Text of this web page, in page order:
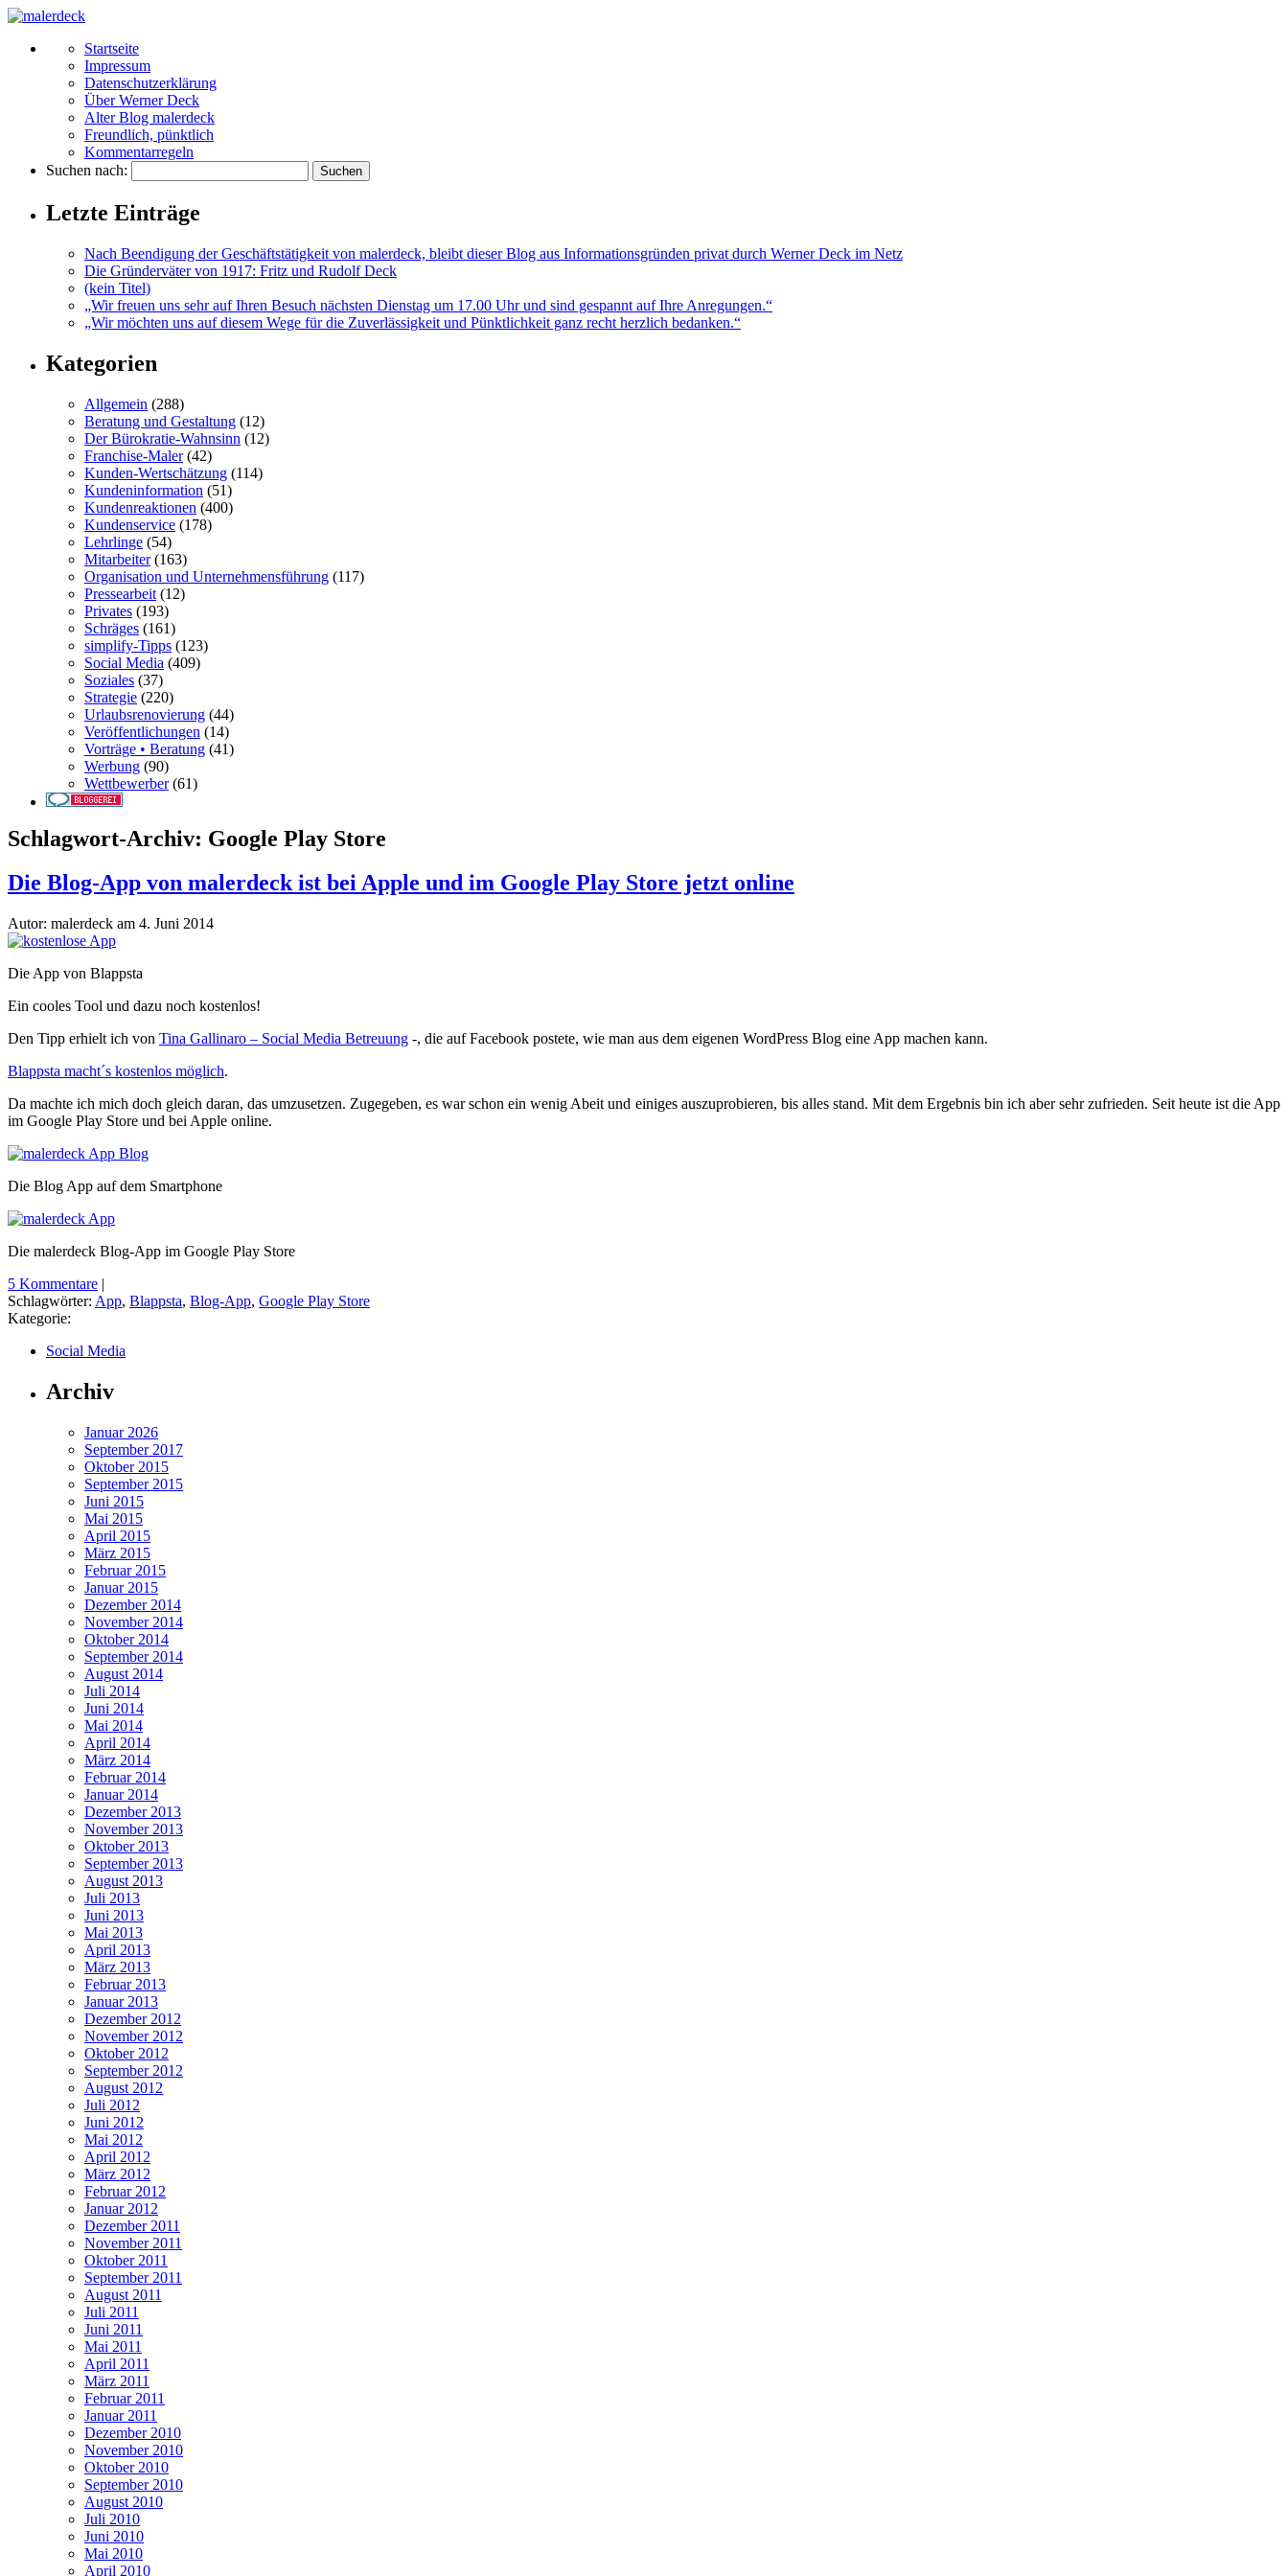
Startseite
Impressum
Datenschutzerklärung
Über Werner Deck
Alter Blog malerdeck
Freundlich, pünktlich
Kommentarregeln
Suchen nach:
Letzte Einträge
Nach Beendigung der Geschäftstätigkeit von malerdeck, bleibt dieser Blog aus Informationsgründen privat durch Werner Deck im Netz
Die Gründerväter von 1917: Fritz und Rudolf Deck
(kein Titel)
„Wir freuen uns sehr auf Ihren Besuch nächsten Dienstag um 17.00 Uhr und sind gespannt auf Ihre Anregungen.“
„Wir möchten uns auf diesem Wege für die Zuverlässigkeit und Pünktlichkeit ganz recht herzlich bedanken.“
Kategorien
Allgemein (288)
Beratung und Gestaltung (12)
Der Bürokratie-Wahnsinn (12)
Franchise-Maler(42)
Kunden-Wertschätzung (114)
Kundeninformation (51)
Kundenreaktionen (400)
Kundenservice (178)
Lehrlinge (54)
Mitarbeiter(163)
Organisation und Unternehmensführung (117)
Pressearbeit (12)
Privates (193)
Schräges (161)
simplify-Tipps (123)
Social Media (409)
Soziales (37)
Strategie (220)
Urlaubsrenovierung (44)
Veröffentlichungen (14)
Vorträge • Beratung (41)
Werbung (90)
Wettbewerber(61)
Schlagwort-Archiv: Google Play Store
Die Blog-App von malerdeck ist bei Apple und im Google Play Store jetzt online
Autor: malerdeck am 4. Juni 2014
Die App von Blappsta
Ein cooles Tool und dazu noch kostenlos!
Den Tipp erhielt ich von Tina Gallinaro – Social Media Betreuung -, die auf Facebook postete, wie man aus dem eigenen WordPress Blog eine App machen kann.
Blappsta macht´s kostenlos möglich.
Da machte ich mich doch gleich daran, das umzusetzen. Zugegeben, es war schon ein wenig Abeit und einiges auszuprobieren, bis alles stand. Mit dem Ergebnis bin ich aber sehr zufrieden. Seit heute ist die App
im Google Play Store und bei Apple online.
Die Blog App auf dem Smartphone
Die malerdeck Blog-App im Google Play Store
5 Kommentare |
Schlagwörter: App, Blappsta, Blog-App, Google Play Store
Kategorie:
Social Media
Archiv
Januar 2026
September 2017
Oktober 2015
September 2015
Juni 2015
Mai 2015
April 2015
März 2015
Februar 2015
Januar 2015
Dezember 2014
November 2014
Oktober 2014
September 2014
August 2014
Juli 2014
Juni 2014
Mai 2014
April 2014
März 2014
Februar 2014
Januar 2014
Dezember 2013
November 2013
Oktober 2013
September 2013
August 2013
Juli 2013
Juni 2013
Mai 2013
April 2013
März 2013
Februar 2013
Januar 2013
Dezember 2012
November 2012
Oktober 2012
September 2012
August 2012
Juli 2012
Juni 2012
Mai 2012
April 2012
März 2012
Februar 2012
Januar 2012
Dezember 2011
November 2011
Oktober 2011
September 2011
August 2011
Juli 2011
Juni 2011
Mai 2011
April 2011
März 2011
Februar 2011
Januar 2011
Dezember 2010
November 2010
Oktober 2010
September 2010
August 2010
Juli 2010
Juni 2010
Mai 2010
April 2010